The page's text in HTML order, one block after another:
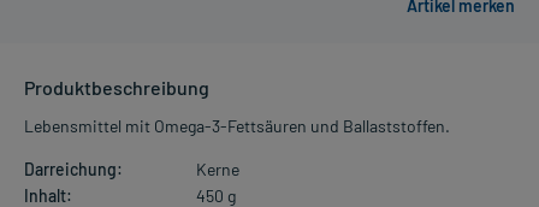
Produktbeschreibung
Lebensmittel mit Omega-3-Fettsäuren und Ballaststoffen.
Darreichung:
Kerne
Inhalt:
450 g